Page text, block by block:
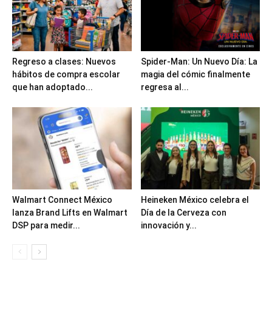
Regreso a clases: Nuevos
hábitos de compra escolar
que han adoptado...
Spider-Man: Un Nuevo Día: La
magia del cómic finalmente
regresa al...
Walmart Connect México
lanza Brand Lifts en Walmart
DSP para medir...
Heineken México celebra el
Día de la Cerveza con
innovación y...